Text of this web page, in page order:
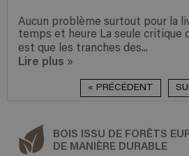
surtout pour la livraison
heure La seule critique d'une
les tranches des...
»
« PRÉCÉDENT
BOIS ISSU DE FORÊTS
DE MANIÈRE DURABLE